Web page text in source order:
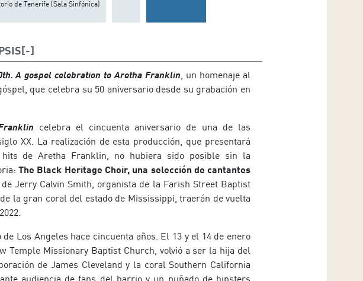
de Tenerife (Sala Sinfónica)
A gospel celebration to Aretha Franklin, un homenaje al
que celebra su 50 aniversario desde su grabación en
celebra el cincuenta aniversario de una de las
XX. La realización de esta producción, que presentará
de Aretha Franklin, no hubiera sido posible sin la
The Black Heritage Choir, una selección de cantantes
Jerry Calvin Smith, organista de la Farish Street Baptist
la gran coral del estado de Mississippi, traerán de vuelta
Los Angeles hace cincuenta años. El 13 y el 14 de enero
Temple Missionary Baptist Church, volvió a ser la hija del
de James Cleveland y la coral Southern California
audiencia de fans del barrio y un puñado de hipsters